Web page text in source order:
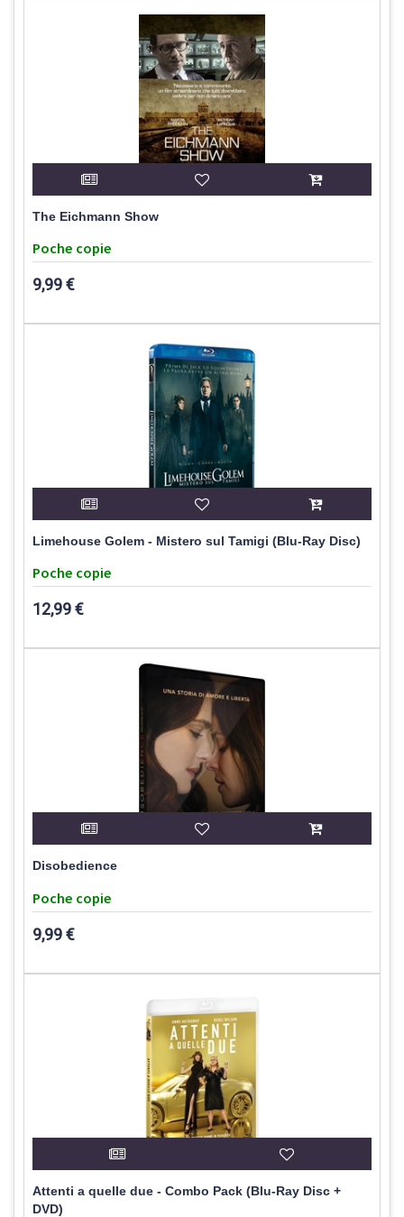
The Eichmann Show
Poche copie
9,99 €
Limehouse Golem - Mistero sul Tamigi (Blu-Ray Disc)
Poche copie
12,99 €
Disobedience
Poche copie
9,99 €
Attenti a quelle due - Combo Pack (Blu-Ray Disc +
DVD)